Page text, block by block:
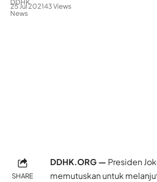
25 Jul 202143 Views
SHARE
DDHK.ORG — Presiden
memutuskan untuk